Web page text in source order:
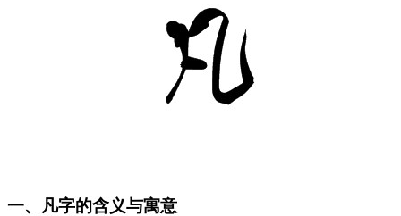
一、凡字的含义与寓意